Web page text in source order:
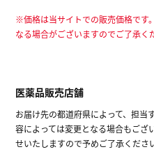
※価格は当サイトでの販売価格です
なる場合がございますのでご了承く
医薬品販売店舗
お届け先の都道府県によって、担当
容によっては変更となる場合もござ
せいたしますので予めご了承くださ